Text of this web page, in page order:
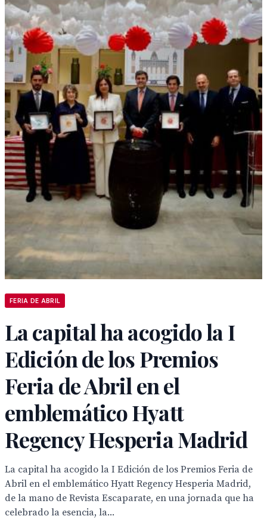
FERIA DE ABRIL
La capital ha acogido la I
Edición de los Premios
Feria de Abril en el
emblemático Hyatt
Regency Hesperia Madrid
La capital ha acogido la I Edición de los Premios Feria de
Abril en el emblemático Hyatt Regency Hesperia Madrid,
de la mano de Revista Escaparate, en una jornada que ha
celebrado la esencia, la...